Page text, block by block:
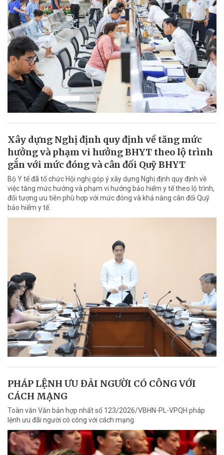
Xây dựng Nghị định quy định về tăng mức
hưởng và phạm vi hưởng BHYT theo lộ trình
gắn với mức đóng và cân đối Quỹ BHYT
Bộ Y tế đã tổ chức Hội nghị góp ý xây dựng Nghị định quy định về
việc tăng mức hưởng và phạm vi hưởng bảo hiểm y tế theo lộ trình,
đối tượng ưu tiên phù hợp với mức đóng và khả năng cân đối Quỹ
bảo hiểm y tế.
PHÁP LỆNH ƯU ĐÃI NGƯỜI CÓ CÔNG VỚI
CÁCH MẠNG
Toàn văn Văn bản hợp nhất số 123/2026/VBHN-PL-VPQH pháp
lệnh ưu đãi người có công với cách mạng.